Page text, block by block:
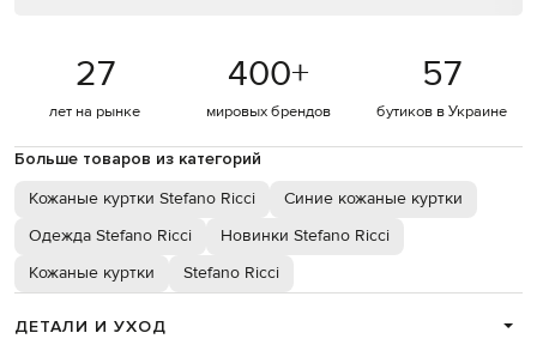
27
лет на рынке
400+
мировых брендов
57
бутиков в Украине
Больше товаров из категорий
Кожаные куртки Stefano Ricci
Синие кожаные куртки
Одежда Stefano Ricci
Новинки Stefano Ricci
Кожаные куртки
Stefano Ricci
ДЕТАЛИ И УХОД